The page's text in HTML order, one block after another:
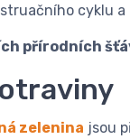
cyklu
přírodních
zelenina jsou